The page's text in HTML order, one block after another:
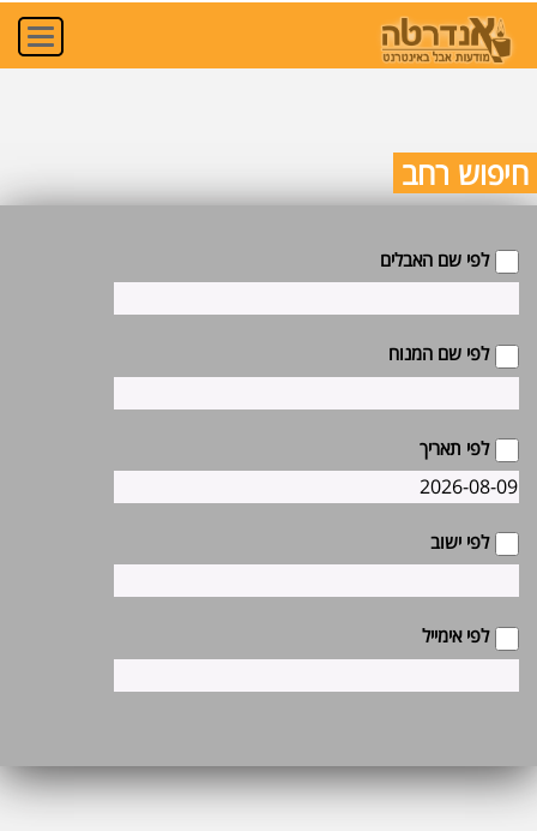
Toggle
חיפוש רחב
לפי שם האבלים
לפי שם המנוח
לפי תאריך
לפי ישוב
לפי אימייל